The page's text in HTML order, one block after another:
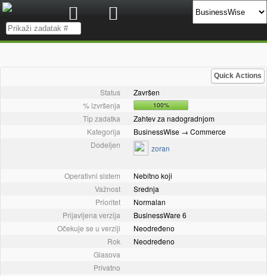
Quick Actions
Status
Završen
% izvršenja
100%
Tip zadatka
Zahtev za nadogradnjom
Kategorija
BusinessWise → Commerce
Dodeljen
zoran
Operativni sistem
Nebitno koji
Važnost
Srednja
Prioritet
Normalan
Prijavljena verzija
BusinessWare 6
Očekuje se u verziji
Neodređeno
Rok
Neodređeno
Glasova
Privatno